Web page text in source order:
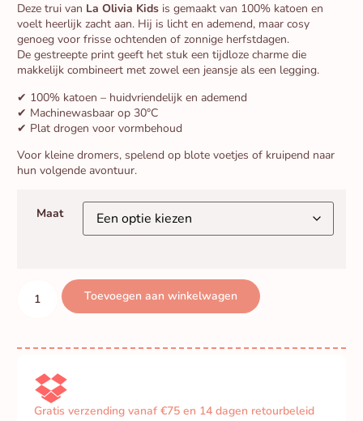
Deze trui van La Olivia Kids is gemaakt van 100% katoen en
voelt heerlijk zacht aan. Hij is licht en ademend, maar cosy
genoeg voor frisse ochtenden of zonnige herfstdagen.
De gestreepte print geeft het stuk een tijdloze charme die
makkelijk combineert met zowel een jeansje als een legging.
✔ 100% katoen – huidvriendelijk en ademend
✔ Machinewasbaar op 30°C
✔ Plat drogen voor vormbehoud
Voor kleine dromers, spelend op blote voetjes of kruipend naar
hun volgende avontuur.
Maat
Toevoegen aan winkelwagen
Gratis verzending vanaf €75 en 14 dagen retourbeleid